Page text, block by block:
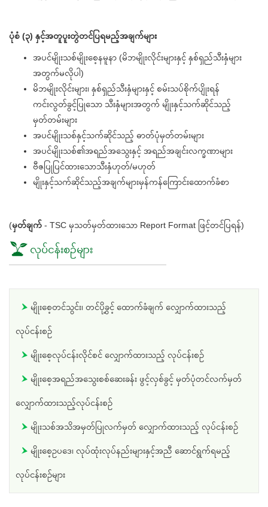
ပုံစံ (၃) နှင့်အတူပူးတွဲတင်ပြရမည့်အချက်များ
အပင်မျိုးသစ်မျိုးစေ့နမူနာ (မိဘမျိုးလိုင်းများနှင့် နှစ်ရှည်သီးနှံများ
အတွက်မလိုပါ)
မိဘမျိုးလိုင်းများ၊ နှစ်ရှည်သီးနှံများနှင့် စမ်းသပ်စိုက်ပျိုးရန်
ကင်းလွတ်ခွင့်ပြုသော သီးနှံများအတွက် မျိုးနှင့်သက်ဆိုင်သည့်
မှတ်တမ်းများ
အပင်မျိုးသစ်နှင့်သက်ဆိုင်သည့် ဓာတ်ပုံမှတ်တမ်းများ
အပင်မျိုးသစ်၏အရည်အသွေးနှင့် အရည်အချင်းလက္ခဏာများ
ဗီဇပြုပြင်ထားသောသီးနှံဟုတ်/မဟုတ်
မျိုးနှင့်သက်ဆိုင်သည့်အချက်များမှန်ကန်ကြောင်းထောက်ခံစာ
(မှတ်ချက် - TSC မှသတ်မှတ်ထားသော Report Format ဖြင့်တင်ပြရန်)
လုပ်ငန်းစဥ်များ
မျိုးစေ့တင်သွင်း၊ တင်ပို့ခွင့် ထောက်ခံချက် လျှောက်ထားသည့်
လုပ်ငန်းစဥ်
မျိုးစေ့လုပ်ငန်းလိုင်စင် လျှောက်ထားသည့် လုပ်ငန်းစဥ်
မျိုးစေ့အရည်အသွေးစစ်ဆေးခန်း ဖွင့်လှစ်ခွင့် မှတ်ပုံတင်လက်မှတ်
လျှောက်ထားသည့်လုပ်ငန်းစဥ်
မျိုးသစ်အသိအမှတ်ပြုလက်မှတ် လျှောက်ထားသည့် လုပ်ငန်းစဥ်
မျိုးစေ့ဥပ‌ဒေ၊ လုပ်ထုံးလုပ်နည်းများနှင့်အညီ ‌ဆောင်ရွက်ရမည့်
လုပ်ငန်းစဥ်များ